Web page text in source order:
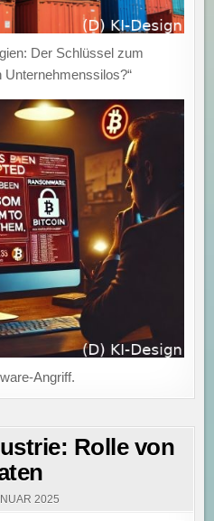
Der Schlüssel zum
Angriff.
Rolle von
2025